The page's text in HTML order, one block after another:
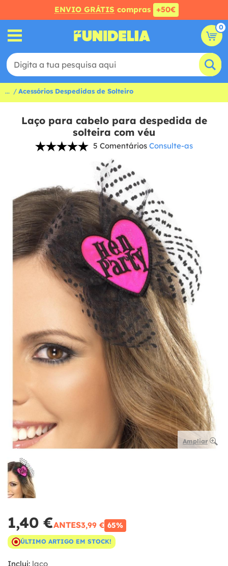
ENVIO GRÁTIS compras +50€
0
... Acessórios Despedidas de Solteiro
Laço para cabelo para despedida de
solteira com véu
5 Comentários Consulte-as
Ampliar
1,40 €ANTES3,99 € 65%
ÚLTIMO ARTIGO EM STOCK!
Inclui: laço